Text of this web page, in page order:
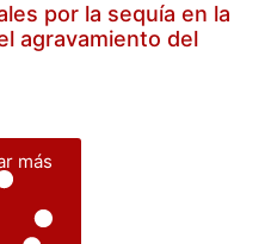
por la sequía en la
agravamiento del
más